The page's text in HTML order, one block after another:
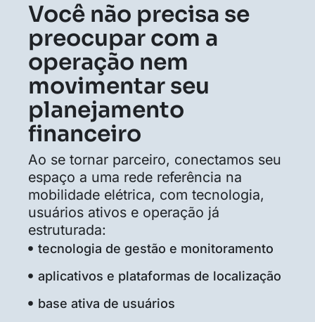
Você não precisa se
preocupar com a
operação nem
movimentar seu
planejamento
financeiro
Ao se tornar parceiro, conectamos seu
espaço a uma rede referência na
mobilidade elétrica, com tecnologia,
usuários ativos e operação já
estruturada:
tecnologia de gestão e monitoramento
aplicativos e plataformas de localização
base ativa de usuários